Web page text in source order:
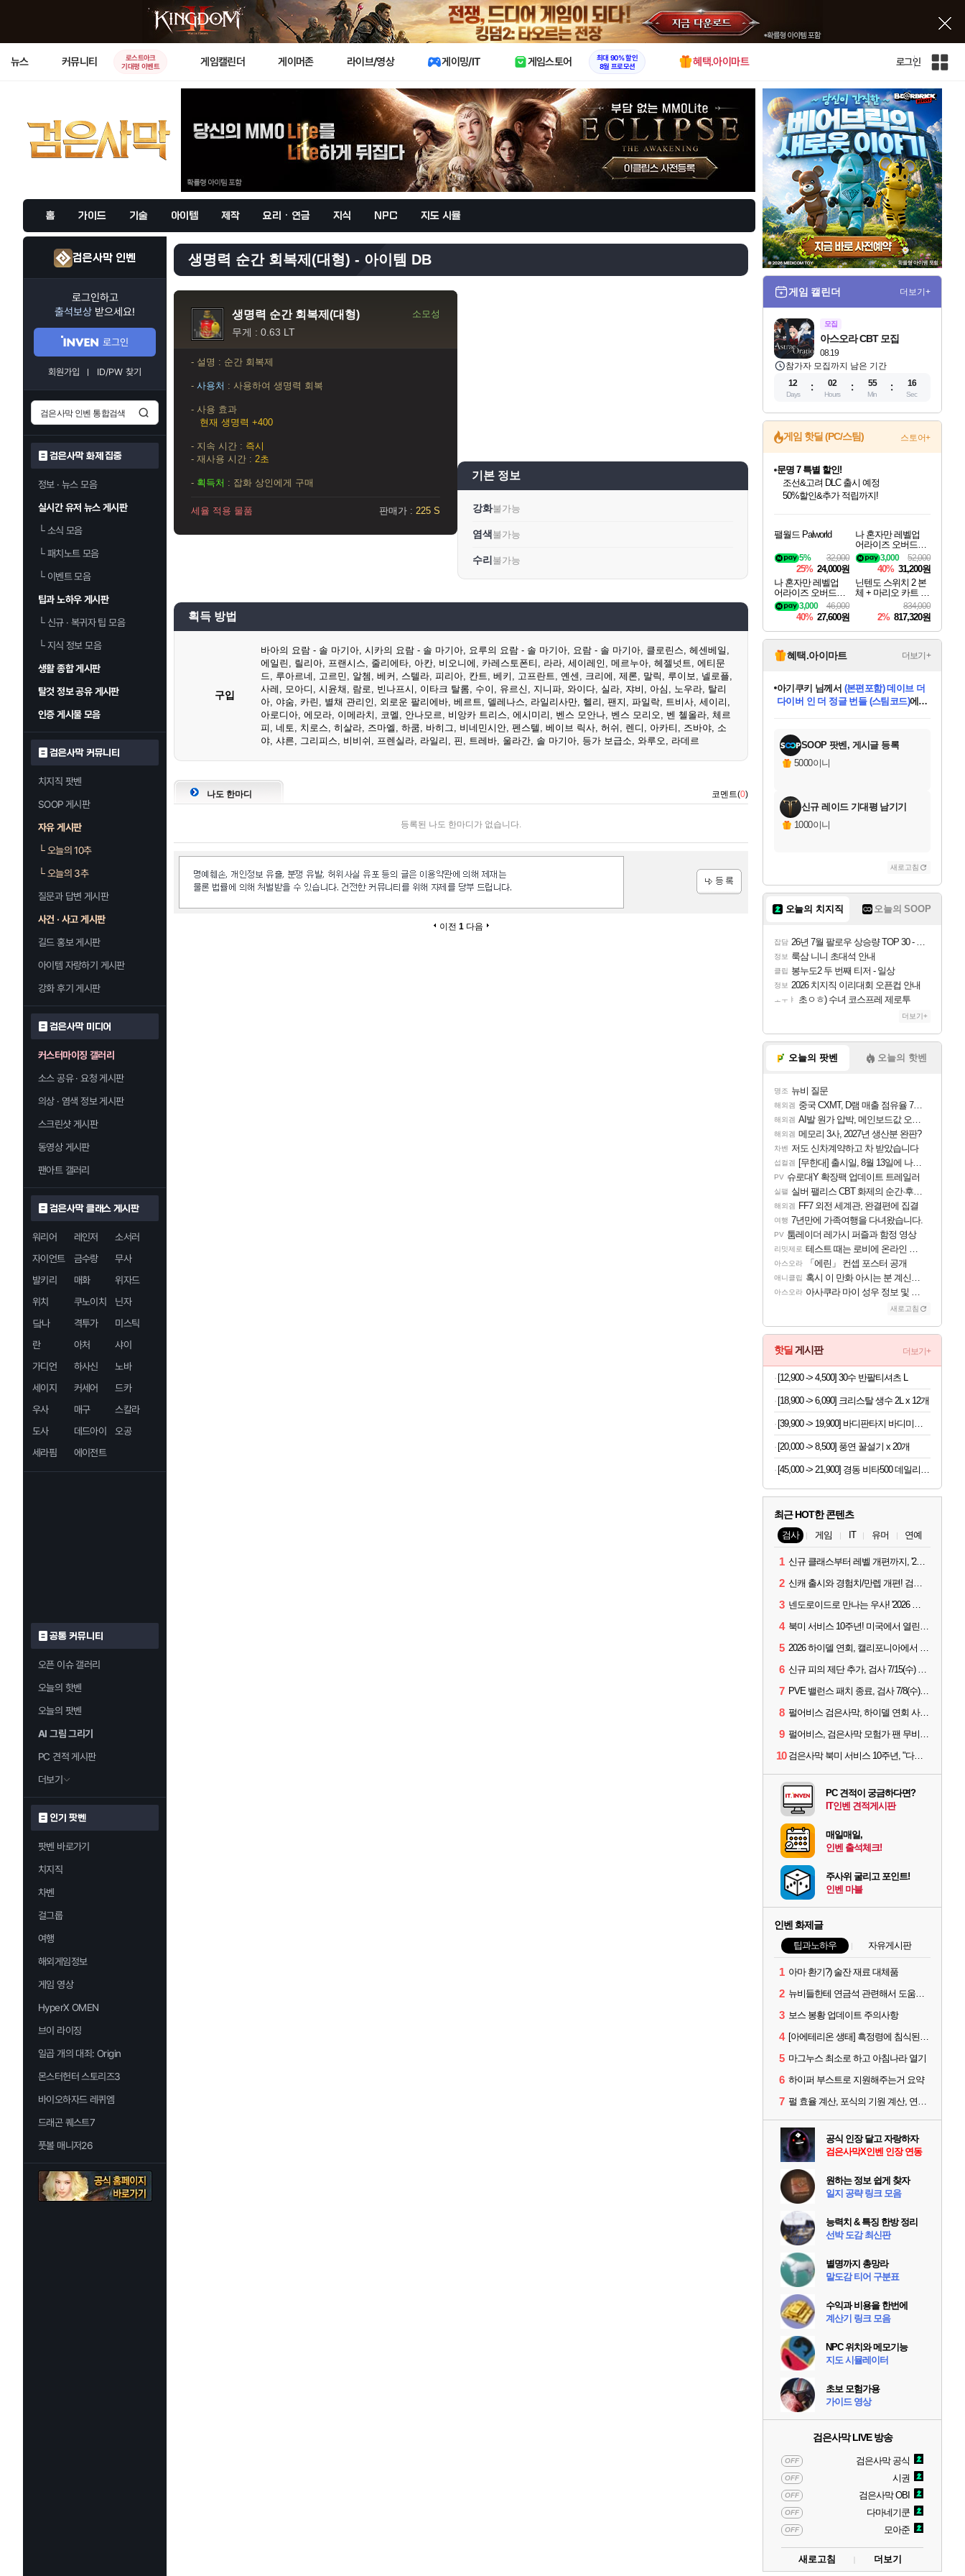
X
뉴스 커뮤니티
로스트아크
기대평 이벤트
게임캘린더 게이머존 라이브/영상 게이밍/IT 게임스토어
최대 90% 할인
8월 프로모션
혜택.아이마트 로그인
인
사
이
트
맵
홈 가이드 기술 아이템 제작 요리 · 연금 지식 NPC 지도 시뮬
검은사막 인벤
로그인하고
출석보상 받으세요!
로그인
회원가입 ID/PW 찾기
검은사막 화제 집중
정보 · 뉴스 모음
실시간 유저 뉴스 게시판
└소식 모음
└패치노트 모음
└이벤트 모음
팁과 노하우 게시판
└신규 · 복귀자 팁 모음
└지식 정보 모음
생활 종합 게시판
탈것 정보 공유 게시판
인증 게시물 모음
검은사막 커뮤니티
치지직 팟벤
SOOP 게시판
자유 게시판
└오늘의 10추
└오늘의 3추
질문과 답변 게시판
사건 · 사고 게시판
길드 홍보 게시판
아이템 자랑하기 게시판
강화 후기 게시판
검은사막 미디어
커스터마이징 갤러리
소스 공유 · 요청 게시판
의상 · 염색 정보 게시판
스크린샷 게시판
동영상 게시판
팬아트 갤러리
검은사막 클래스 게시판
워리어 레인저
소서러
자이언트
금수랑
무사
발키리
매화
위자드
위치
쿠노이치
닌자
닼나
격투가
미스틱
란
아처
샤이
가디언
하사신
노바
세이지
커세어
드카
우사
매구
스칼라
도사
데드아이
오공
세라핌
에이전트
공통 커뮤니티
오픈 이슈 갤러리
오늘의 핫벤
오늘의 팟벤
AI 그림 그리기
PC 견적 게시판
더보기
인기 팟벤
팟벤 바로가기
치지직
차벤
걸그룹
여행
해외게임정보
게임 영상
HyperX OMEN
브이 라이징
일곱 개의 대죄: Origin
몬스터헌터 스토리즈3
바이오하자드 레퀴엠
드래곤 퀘스트7
풋볼 매니저26
생명력 순간 회복제(대형) - 아이템 DB
생명력 순간 회복제(대형)
무게 : 0.63 LT
소모성
- 설명 : 순간 회복제
- 사용처 : 사용하여 생명력 회복
- 사용 효과
현재 생명력 +400
- 지속 시간 : 즉시
- 재사용 시간 : 2초
- 획득처 : 잡화 상인에게 구매
세율 적용 물품 판매가 : 225 S
기본 정보
강화불가능
염색 불가능
수리 불가능
획득 방법
구입
바아의 요람 - 솔 마기아, 시카의 요람 - 솔 마기아, 요루의 요람 - 솔 마기아, 요람 - 솔 마기아, 클로린스, 헤센베일 ,
에일린 , 릴리아, 프랜시스, 줄리에타, 아칸, 비오니에 , 카레스토폰티 , 라라, 세이레인 , 메르누아, 헤젤넛트, 에티문
드, 루아르네 , 고르민 , 알쳄 , 베커 , 스텔라, 피리아, 칸트, 베키 , 고프란트, 옌센 , 크리에 , 제론, 말릭 , 루이보, 넬로플,
사레 , 모아디 , 시윤채 , 람로, 빈나프시 , 이타크 탈롬, 수이 , 유르신 , 지니파, 와이다, 실라, 쟈비 , 아심 , 노우라, 탈리
아, 야숨, 카린 , 별채 관리인 , 외로운 팔리에바, 베르트, 델레나스, 라일리사만, 헬리 , 팬지 , 파일락, 트비사, 세이리 ,
아로디아, 에모라, 이메라치 , 코멜 , 안나모르, 비앙카 트리스, 에시미리 , 벤스 모안나, 벤스 모리오, 벤 첼올라, 체르
피 , 네토, 치로스, 히살라, 즈마엘 , 하쿰, 바히그, 비네민시안, 펜스텔 , 베이브 릭사, 허쉬 , 렌디 , 아카티 , 즈바야, 소
야, 샤른, 그리피스, 비비쉬 , 프렌실라, 라일리 , 핀 , 트레바, 울라간, 솔 마기아, 등가 보급소, 와루오, 라데르
나도 한마디 코멘트(0)
등록된 나도 한마디가 없습니다.
이전 1 다음
게임 캘린더 더보기+
모집
08.19
아스오라 CBT 모집
참가자 모집까지 남은 기간
12
Days
02
Hours
55
Min
15
Sec
게임 핫딜 (PC/스팀) 스토어+
최대 90% 할인가를 만나보세요!
네이버혜택과 함께 만나보세요!
조선&고려 DLC 출시 예정
50%할인&추가 적립까지!
귀무자: 검의 길 예약 판매 중!
네이버 혜택가와 함께 예약하세요!
할인&네이버혜택으로 만나보세요!
네이버페이 혜택과 만나보세요!
40주년 프로모션으로 만나보세요!
네이버 포인트 혜택까지!
할인가에 만나보세요!
일부 에디션 상시 할인!
혜택으로 예약 판매 중
편안하게 충전하세요
팰월드 Palworld
32,000
5%
25% 24,000원
나 혼자만 레벨업
어라이즈 오버드라
이브 디럭스 에디션
Solo Leveling Arise
Overdrive Deluxe Edi
tion
52,000
3,000
40% 31,200원
나 혼자만 레벨업
어라이즈 오버드라
이브 Solo Leveling A
rise
46,000
3,000
40% 27,600원
닌텐도 스위치 2 본
체 + 마리오 카트 월
드 + 포켓몬 포코피
아 번들
834,000
2% 817,320원
혜택.아이마트 더보기+
당첨되셨습니다.
당첨되셨습니다.
eksxo님께서 디스코 엘리시움 최종판
(스팀코드) 에 당첨되셨습니다.
당첨되셨습니다.
당첨되셨습니다.
에디션 (스팀코드) 를 교환.
당첨되셨습니다.
당첨되셨습니다.
당첨되셨습니다.
당첨되셨습니다.
SOOP 팟벤, 게시글 등록
5000이니
신규 레이드 기대평 남기기
1000이니
새로고침
오늘의 치지직 오늘의 SOOP
잡담 26년 7월 팔로우 상승량 TOP 30 - 월간 치지직
정보 룩삼 니니 초대석 안내
클립 봉누도2 두 번째 티저 - 일상
정보 2026 치지직 이리대회 오픈컵 안내
ㅗㅜㅑ 초ㅇㅎ) 수녀 코스프레 제로투
더보기+
오늘의 팟벤 오늘의 핫벤
명조 뉴비 질문
해외겜 중국 CXMT, D램 매출 점유율 7%…글로벌 4위로 부상
해외겜 AI발 원가 압박, 메인보드값 오르나
해외겜 메모리 3사, 2027년 생산분 완판?
차벤 저도 신차계약하고 차 받았습니다
섭컬겜 [무한대] 출시일, 8월 13일에 나오나
PV 슈로대Y 확장팩 업데이트 트레일러
실팰 실버 팰리스 CBT 화제의 순간·후기 모음
해외겜 FF7 외전 세계관, 완결편에 집결
여행 7년만에 가족여행을 다녀왔습니다.
PV 툼레이더 레가시 퍼즐과 함정 영상
리밋제로 테스트 때는 로비에 온라인 기능이 있는데
아스오라 「에린」 컨셉 포스터 공개
애니클립 혹시 이 만화 아시는 분 계신가요
아스오라 아사쿠라 마이 성우 정보 및 주요 필모
새로고침
핫딜 게시판 더보기+
[12,900 -> 4,500] 30수 반팔티셔츠 L
[18,900 -> 6,090] 크리스탈 생수 2L x 12개
[20,000 -> 8,500] 풍연 꿀설기 x 20개
[45,000 -> 21,900] 경동 비타500 데일리스틱 180포
최근 HOT한 콘텐츠
검사 게임 IT 유머 연예
1 신규 클래스부터 레벨 개편까지, '2026 검은사막 하이델 연회' 총정리
2 신캐 출시와 경험치/만렙 개편! 검사 2026 하이델 연회 모아보기
3 넨도로이드로 만나는 우사! '2026 하이델 연회' 막바지 깜짝 공개
4 북미 서비스 10주년! 미국에서 열린 '검은사막 하이델 연회'
5 2026 하이델 연회, 캘리포니아에서 개최
6 신규 피의 제단 추가, 검사 7/15(수) 패치 핵심 정리
7 PVE 밸런스 패치 종료, 검사 7/8(수) 패치 핵심 정리
8 펄어비스 검은사막, 하이델 연회 사전 이벤트 시작
9 펄어비스, 검은사막 모험가 팬 무비 '마디걸스' 글로벌 상영회 개최
10 검은사막 북미 서비스 10주년, "다음 10년도 우리만의 액션으로"
PC 견적이 궁금하다면?
IT인벤 견적게시판
매일매일,
인벤 출석체크!
주사위 굴리고 포인트!
인벤 마블
인벤 화제글
팁과노하우 자유게시판
1 아마 환기?) 술잔 재료 대체품
2 뉴비들한테 연금석 관련해서 도움이 될까해서..(벨의심장 등)
3 보스 봉황 업데이트 주의사항
4 [아에테리온 생태] 흑정령에 침식된 검사/용병
5 마그누스 최소로 하고 아침나라 열기
6 하이퍼 부스트로 지원해주는거 요약
7 펄 효율 계산, 포식의 기원 계산, 연금석 계산 사이트 공유
공식 인장 달고 자랑하자
검은사막X인벤 인장 연동
원하는 정보 쉽게 찾자
일지 공략 링크 모음
능력치 & 특징 한방 정리
선박 도감 최신판
별명까지 총망라
말도감 티어 구분표
수익과 비용을 한번에
계산기 링크 모음
NPC 위치와 메모기능
지도 시뮬레이터
초보 모험가용
가이드 영상
검은사막 LIVE 방송
OFF 검은사막 공식
OFF 시권
OFF 검은사막 OBI
OFF 다마네기쿤
OFF 모아준
새로고침 더보기